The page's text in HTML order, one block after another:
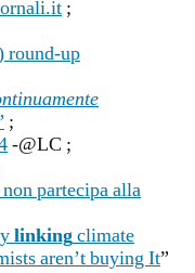
;
round-up
;
-@LC ;
non partecipa alla
linkingclimate
aren’t buying It”